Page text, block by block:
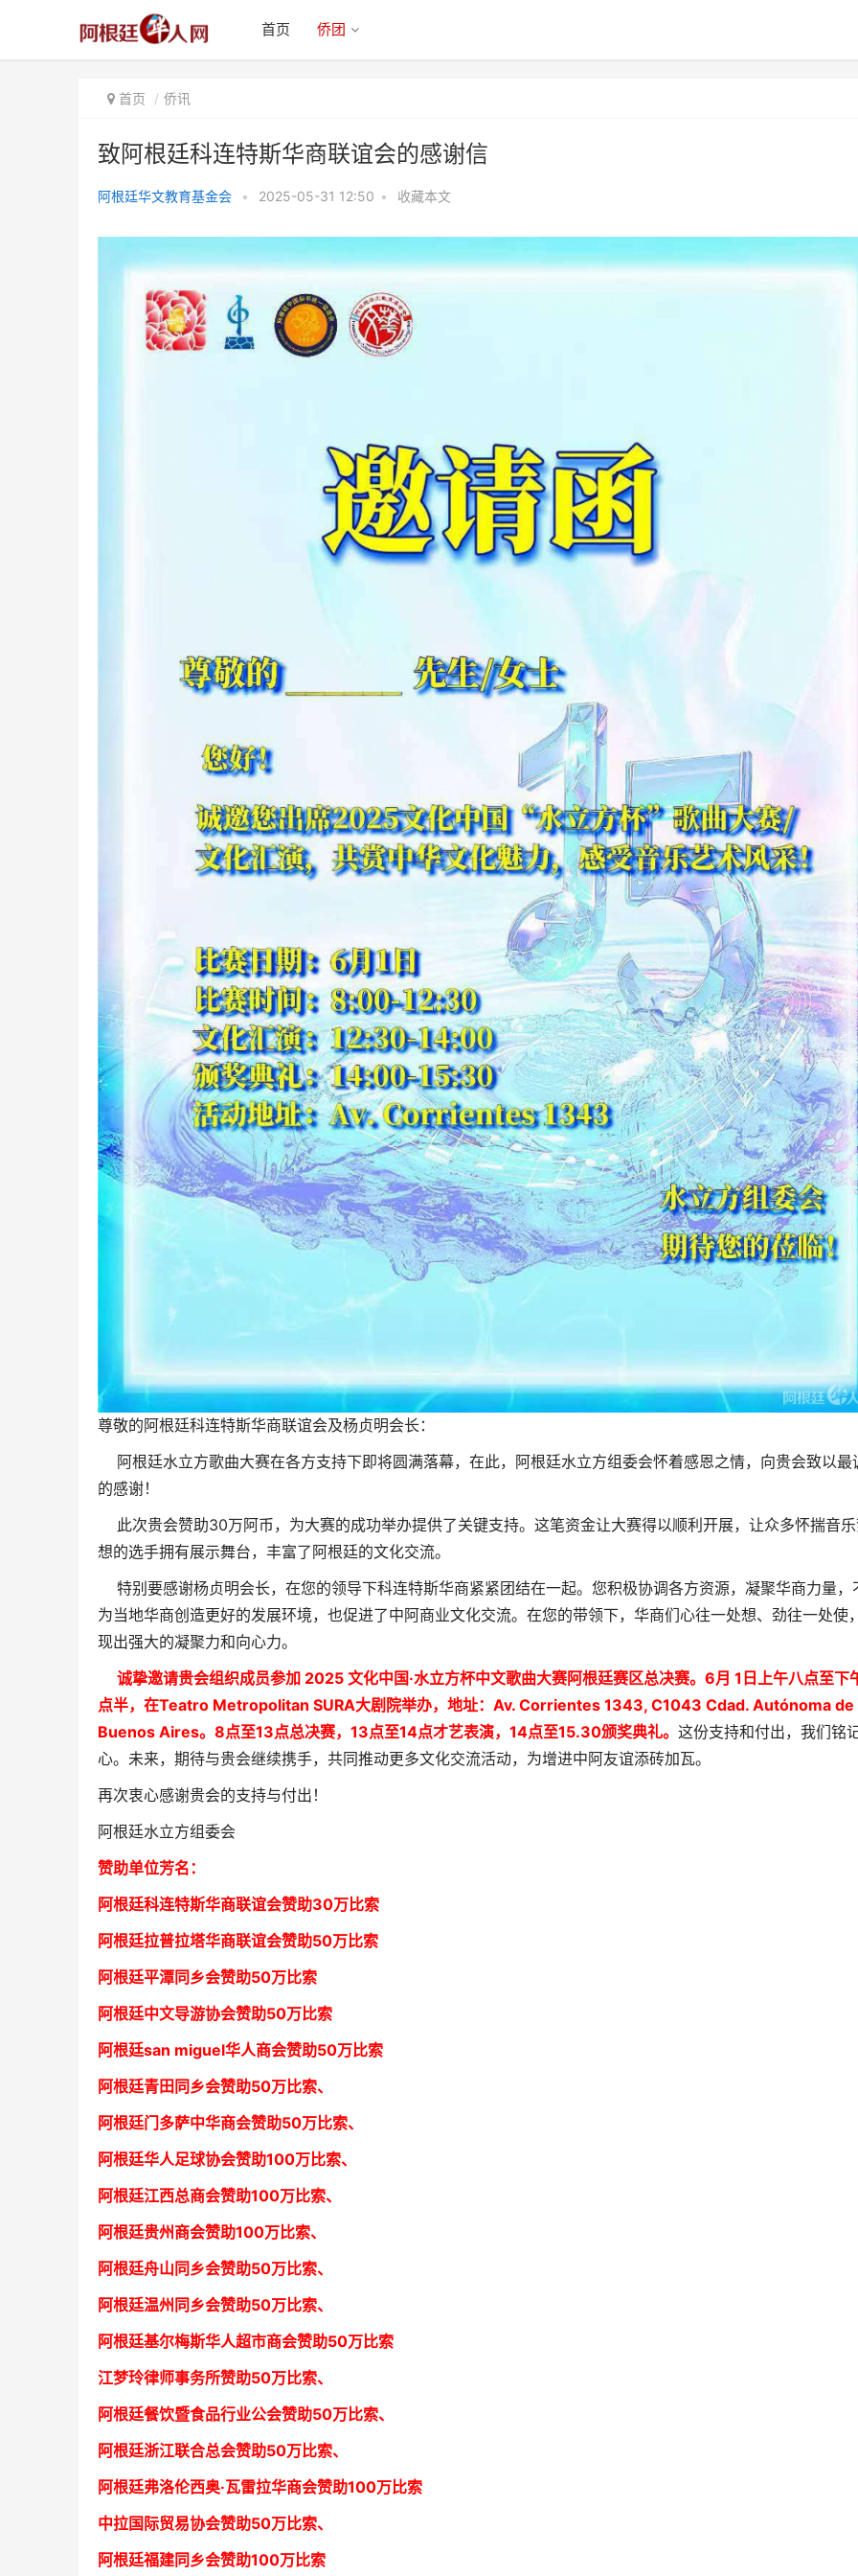
首页 侨团
首页 侨讯
致阿根廷科连特斯华商联谊会的感谢信
阿根廷华文教育基金会 • 2025-05-31 12:50 • 收藏本文
尊敬的阿根廷科连特斯华商联谊会及杨贞明会长 ：
阿根廷水立方歌曲大赛在各方支持下即将圆满落幕，在此，阿根廷水立方组委会怀着感恩之情，向贵会致以最
的感谢！
此次贵会赞助30万阿币，为大赛的成功举办提供了关键支持。这笔资金让大赛得以顺利开展，让众多怀揣音
想的选手拥有展示舞台，丰富了阿根廷的文化交流。
特别要感谢杨贞明会长，在您的领导下科连特斯华商紧紧团结在一起。您积极协调各方资源，凝聚华商力量，
为当地华商创造更好的发展环境，也促进了中阿商业文化交流。在您的带领下，华商们心往一处想、劲往一处使
现出强大的凝聚力和向心力。
诚挚邀请贵会组织成员参加 2025 文化中国·水立方杯中文歌曲大赛阿根廷赛区总决赛。6月 1日上午八点至下
点半，在Teatro Metropolitan SURA大剧院举办，地址：Av. Corrientes 1343, C1043 Cdad. Autónoma de
Buenos Aires。8点至13点总决赛， 13点至14点才艺表演， 14点至15.30颁奖典礼。 这份支持和付出，我们铭
心。未来，期待与贵会继续携手，共同推动更多文化交流活动，为增进中阿友谊添砖加瓦。
再次衷心感谢贵会的支持与付出！
阿根廷水立方组委会
赞助单位芳名：
阿根廷科连特斯华商联谊会赞助30万比索
阿根廷拉普拉塔华商联谊会赞助50万比索
阿根廷平潭同乡会赞助50万比索
阿根廷中文导游协会赞助50万比索
阿根廷san miguel华人商会赞助50万比索
阿根廷青田同乡会赞助50万比索、
阿根廷门多萨中华商会赞助50万比索、
阿根廷华人足球协会赞助100万比索、
阿根廷江西总商会赞助100万比索、
阿根廷贵州商会赞助100万比索、
阿根廷舟山同乡会赞助50万比索、
阿根廷温州同乡会赞助50万比索、
阿根廷基尔梅斯华人超市商会赞助50万比索
江梦玲律师事务所赞助50万比索、
阿根廷餐饮暨食品行业公会赞助50万比索、
阿根廷浙江联合总会赞助50万比索、
阿根廷弗洛伦西奥·瓦雷拉华商会赞助100万比索
中拉国际贸易协会赞助50万比索、
阿根廷福建同乡会赞助100万比索